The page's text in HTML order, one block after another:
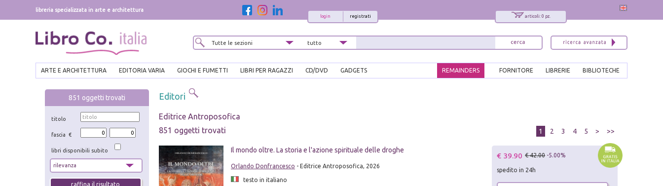
libreria specializzata in arte e architettura
articoli: 0 pz.
registrati
login
ARTE E ARCHITETTURA EDITORIA VARIA GIOCHI E FUMETTI LIBRI PER RAGAZZI CD/DVD GADGETS BIBLIOTECHE
LIBRERIE
FORNITORE
REMAINDERS
851 oggetti trovati
titolo
fascia €
libri disponibili subito
Editori
Editrice Antroposofica
851 oggetti trovati
1 2 3 4 5 > >>
Il mondo oltre. La storia e l'azione spirituale delle droghe
Orlando Donfrancesco - Editrice Antroposofica, 2026
testo in italiano
€ 39.90 € 42.00 -5.00%
spedito in 24h